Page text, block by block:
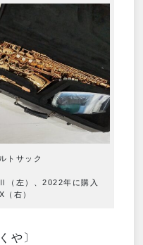
トサック
（左）、2022年に購入
（右）
や〕